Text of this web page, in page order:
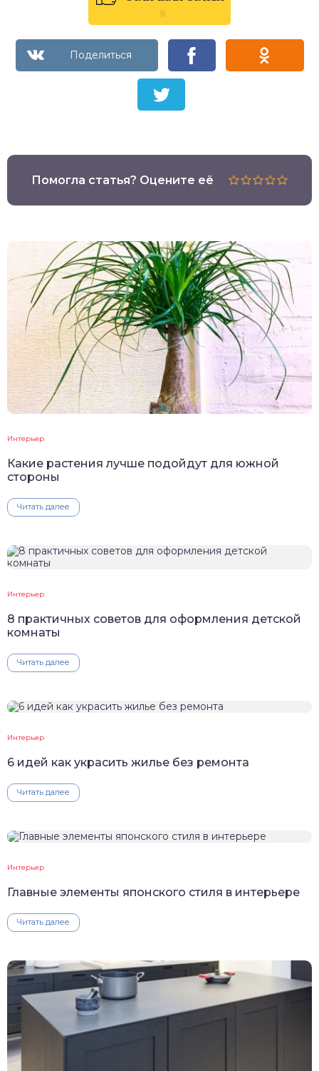
0
Помогла статья? Оцените её
Интерьер
Какие растения лучше подойдут для южной
стороны
Читать далее
Интерьер
8 практичных советов для оформления детской
комнаты
Читать далее
Интерьер
6 идей как украсить жилье без ремонта
Читать далее
Интерьер
Главные элементы японского стиля в интерьере
Читать далее